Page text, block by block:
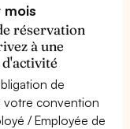
réservation
à une
de
votre convention
/ Employée de